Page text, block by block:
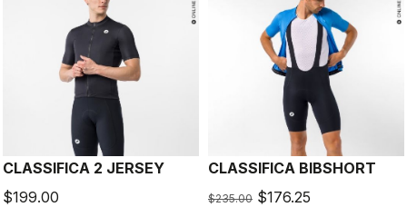
CLASSIFICA 2 JERSEY
$199.00
CLASSIFICA BIBSHORT
$235.00 $176.25